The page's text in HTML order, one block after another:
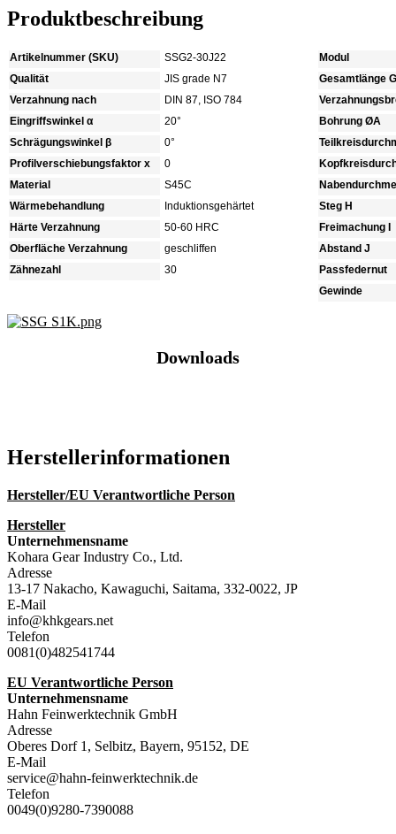
Produktbeschreibung
Artikelnummer (SKU)
SSG2-30J22
Qualität
JIS grade N7
Verzahnung nach
DIN 87, ISO 784
Eingriffswinkel α
20°
Schrägungswinkel β
0°
Profilverschiebungsfaktor x
0
Material
S45C
Wärmebehandlung
Induktionsgehärtet
Härte Verzahnung
50-60 HRC
Oberfläche Verzahnung
geschliffen
Zähnezahl
30
Modul
Gesamtlänge G
Bohrung ØA
Steg H
Freimachung I
Abstand J
Passfedernut
Gewinde
Downloads
Hersteller­informationen
Hersteller/EU Verantwortliche Person
Hersteller
Unternehmensname
Kohara Gear Industry Co., Ltd.
Adresse
13-17 Nakacho, Kawaguchi, Saitama, 332-0022, JP
E-Mail
info@khkgears.net
Telefon
0081(0)482541744
EU Verantwortliche Person
Unternehmensname
Hahn Feinwerktechnik GmbH
Adresse
Oberes Dorf 1, Selbitz, Bayern, 95152, DE
E-Mail
service@hahn-feinwerktechnik.de
Telefon
0049(0)9280-7390088